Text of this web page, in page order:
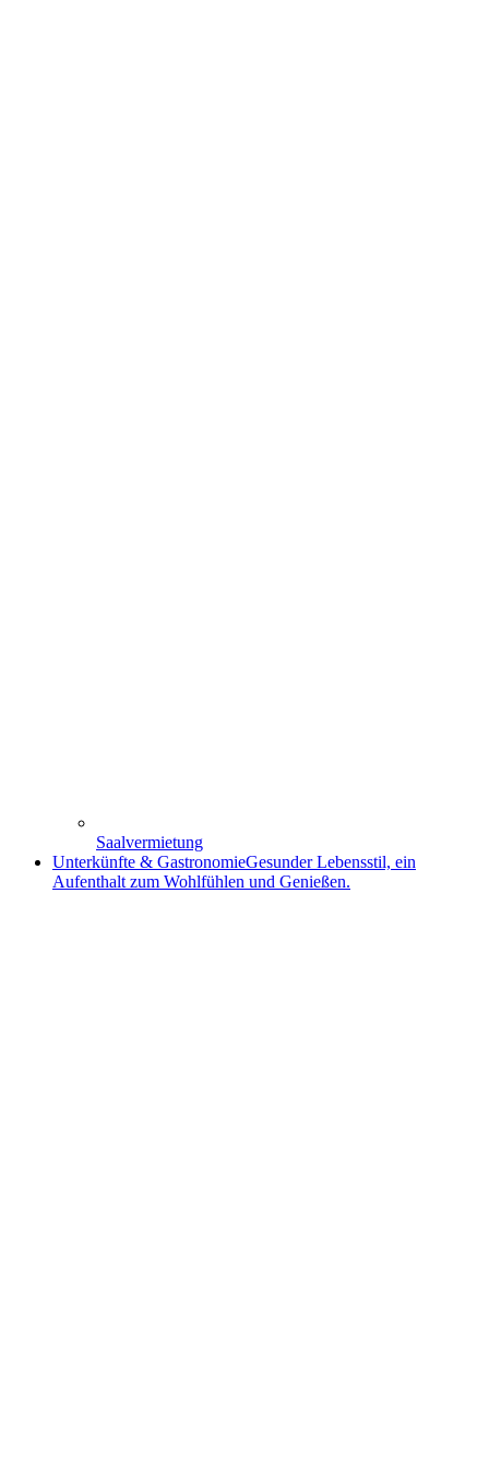
Saalvermietung
Unterkünfte & GastronomieGesunder Lebensstil, ein
Aufenthalt zum Wohlfühlen und Genießen.